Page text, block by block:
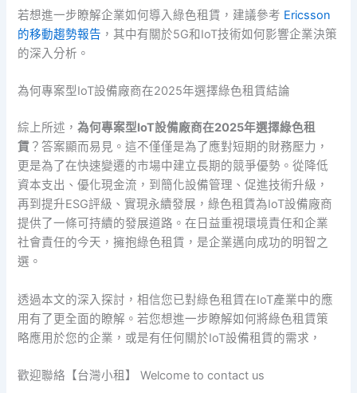
若想進一步瞭解企業如何導入綠色租賃，建議參考 Ericsson
的移動趨勢報告 ，其中有關於5G和IoT技術如何影響企業決策
的深入分析。
為何專案型IoT設備廠商在2025年選擇綠色租賃結論
綜上所述，為何專案型IoT設備廠商在2025年選擇綠色租
賃 ？答案顯而易見。這不僅僅是為了應對短期的財務壓力，
更是為了在快速變遷的市場中建立長期的競爭優勢。從降低
資本支出、優化現金流，到簡化設備管理、促進技術升級，
再到提升ESG評級、實現永續發展，綠色租賃為IoT設備廠商
提供了一條可持續的發展道路。在日益重視環境責任和企業
社會責任的今天，擁抱綠色租賃，是企業邁向成功的明智之
選。
透過本文的深入探討，相信您已對綠色租賃在IoT產業中的應
用有了更全面的瞭解。若您想進一步瞭解如何將綠色租賃策
略應用於您的企業，或是有任何關於IoT設備租賃的需求，
歡迎聯絡【台灣小租】 Welcome to contact us